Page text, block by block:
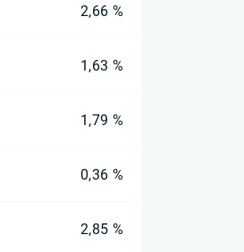
2,66 %
1,63 %
1,79 %
0,36 %
2,85 %